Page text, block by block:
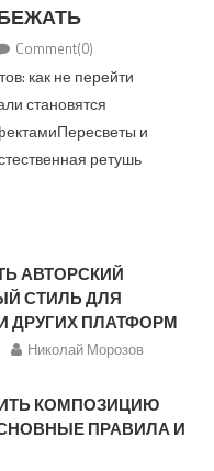
Comment(0)
как не перейти
становятся
и
ретушь
АВТОРСКИЙ
СТИЛЬ ДЛЯ
И ДРУГИХ ПЛАТФОРМ
Николай Морозов
КОМПОЗИЦИЮ
ПРАВИЛА И